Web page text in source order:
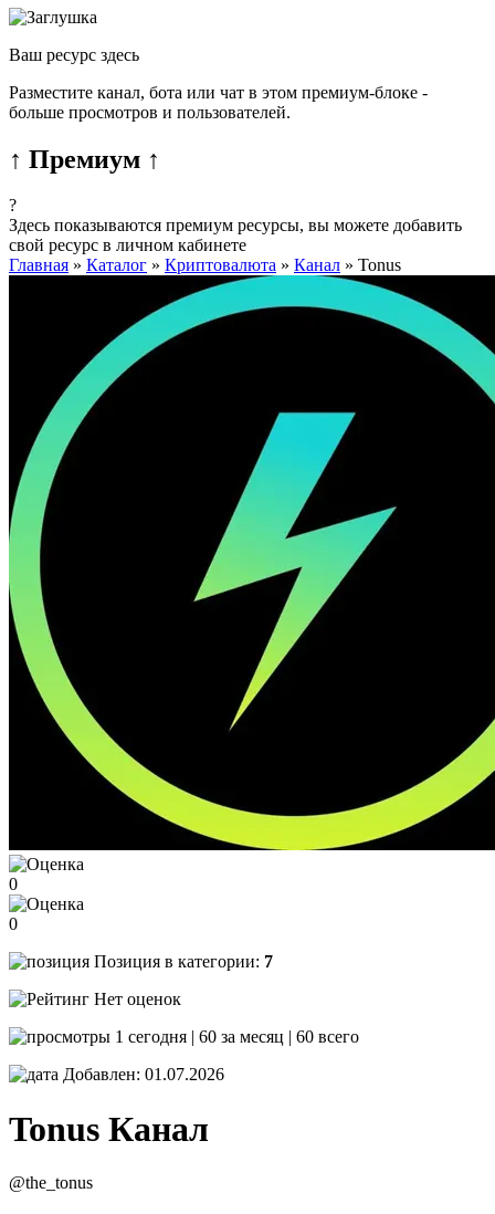
Ваш ресурс здесь
Разместите канал, бота или чат в этом премиум-блоке -
больше просмотров и пользователей.
↑ Премиум ↑
?
Здесь показываются премиум ресурсы, вы можете добавить
свой ресурс в личном кабинете
Главная » Каталог » Криптовалюта » Канал » Tonus
0
0
Позиция в категории: 7
Нет оценок
1 сегодня | 60 за месяц | 60 всего
Добавлен: 01.07.2026
Tonus Канал
@the_tonus